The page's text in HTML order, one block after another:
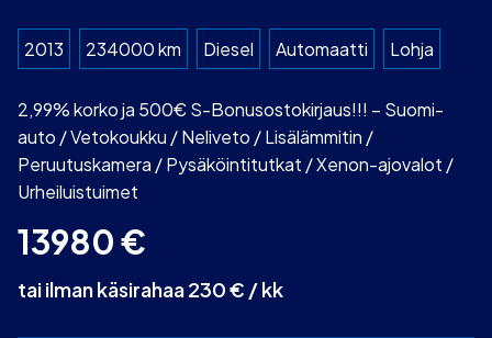
2013 234000 km Diesel Automaatti Lohja
2,99% korko ja 500€ S-Bonusostokirjaus!!! – Suomi-
auto / Vetokoukku / Neliveto / Lisälämmitin /
Peruutuskamera / Pysäköintitutkat / Xenon-ajovalot /
Urheiluistuimet
13980€
tai ilman käsirahaa 230 € / kk